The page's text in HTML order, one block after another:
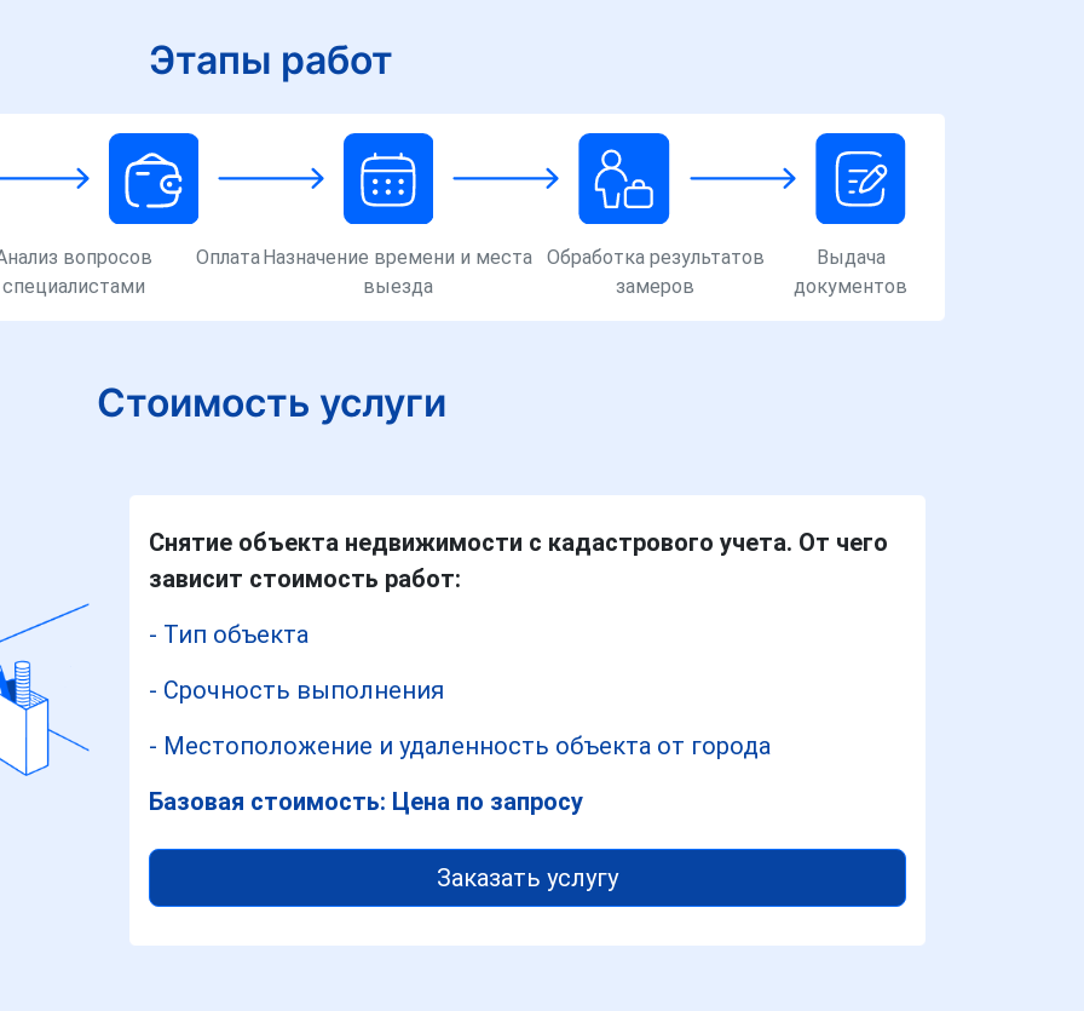
Этапы работ
вопросов
специалистами
ОплатаНазначение времени и места
выезда
Обработка результатов
замеров
Выдача
документов
Стоимость услуги
Снятие объекта недвижимости с кадастрового учета. От чего
зависит стоимость работ:
- Тип объекта
- Срочность выполнения
- Местоположение и удаленность объекта от города
Базовая стоимость: Цена по запросу
Заказать услугу